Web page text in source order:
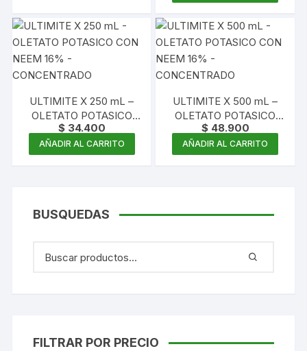
ULTIMITE X 250 mL –
OLETATO POTASICO
CON NEEM 16% –
CONCENTRADO
$34.400
AÑADIR AL CARRITO
ULTIMITE X 500 mL –
OLETATO POTASICO
CON NEEM 16% –
CONCENTRADO
$48.900
AÑADIR AL CARRITO
BUSQUEDAS
FILTRAR POR PRECIO